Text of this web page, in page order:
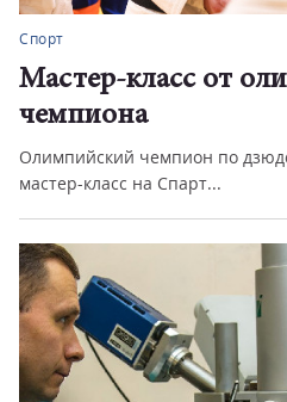
Спорт
Мастер-класс от
чемпиона
Олимпийский чемпион по
мастер-класс на Спарт...